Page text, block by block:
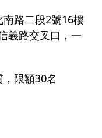
路二段2號16樓
義路交叉口，一
限額30名